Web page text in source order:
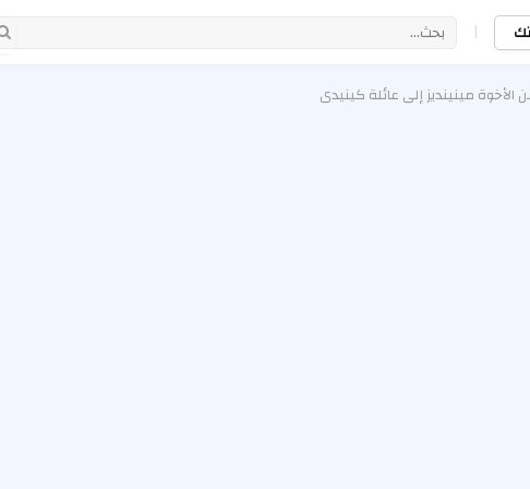
|
مينينديز إلى عائلة كينيدي